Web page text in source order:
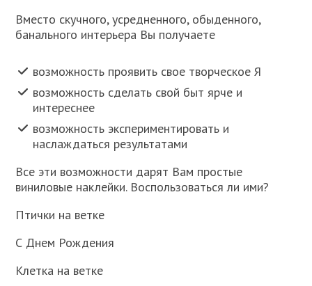
Вместо скучного, усредненного, обыденного,
банального интерьера Вы получаете
возможность проявить свое творческое Я
возможность сделать свой быт ярче и
интереснее
возможность экспериментировать и
наслаждаться результатами
Все эти возможности дарят Вам простые
виниловые наклейки. Воспользоваться ли ими?
Птички на ветке
С Днем Рождения
Клетка на ветке